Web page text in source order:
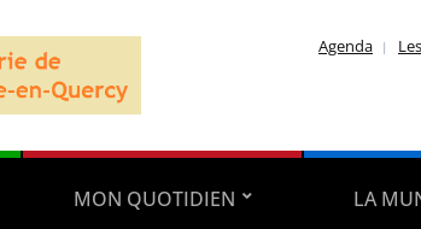
Agenda
MON QUOTIDIEN LA